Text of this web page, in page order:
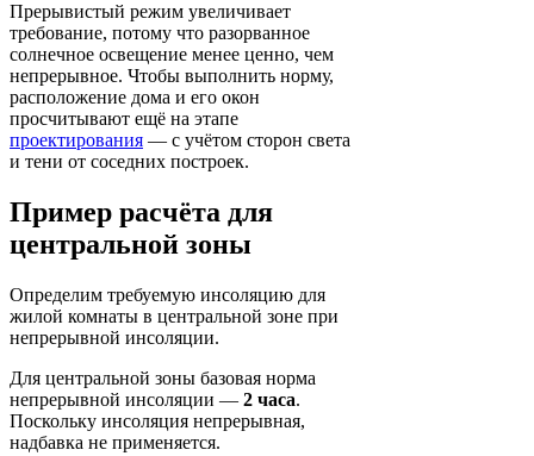
Прерывистый режим увеличивает
требование, потому что разорванное
солнечное освещение менее ценно, чем
непрерывное. Чтобы выполнить норму,
расположение дома и его окон
просчитывают ещё на этапе
проектирования — с учётом сторон света
и тени от соседних построек.
Пример расчёта для
центральной зоны
Определим требуемую инсоляцию для
жилой комнаты в центральной зоне при
непрерывной инсоляции.
Для центральной зоны базовая норма
непрерывной инсоляции — 2 часа.
Поскольку инсоляция непрерывная,
надбавка не применяется.